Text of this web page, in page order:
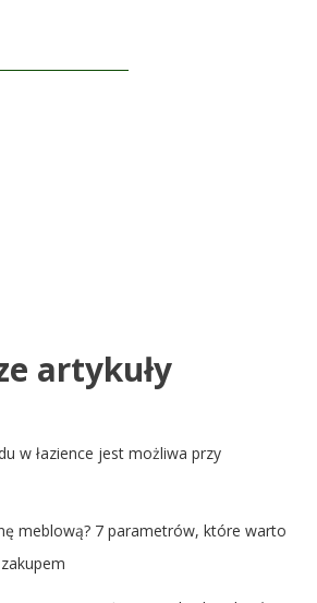
Grysz wiek: poznaj
artykuły
w łazience jest możliwa przy
meblową? 7 parametrów, które warto